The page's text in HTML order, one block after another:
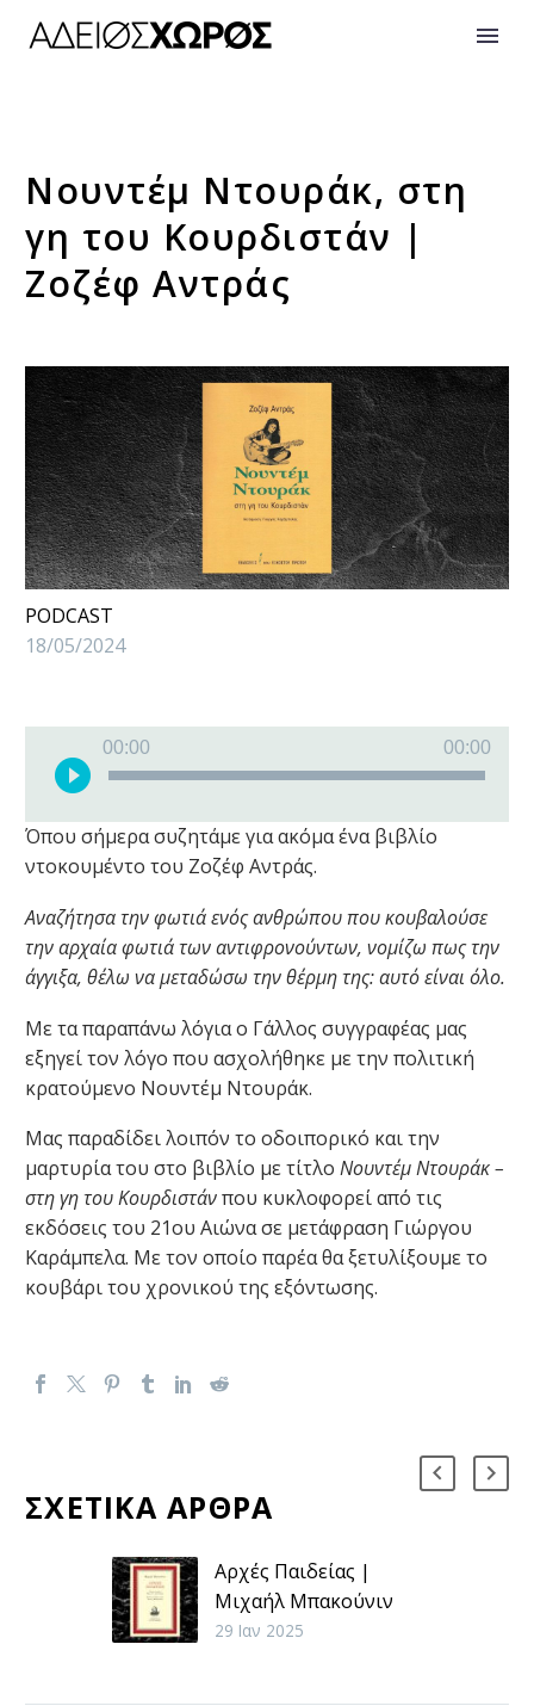
Νουντέμ Ντουράκ, στη
γη του Κουρδιστάν |
Ζοζέφ Αντράς
PODCAST
18/05/2024
Πρόγραμμα
Αναπαραγωγής
Ήχου
00:00 00:00
Όπου σήμερα συζητάμε για ακόμα ένα βιβλίο
ντοκουμέντο του Ζοζέφ Αντράς.
Αναζήτησα την φωτιά ενός ανθρώπου που κουβαλούσε
την αρχαία φωτιά των αντιφρονούντων, νομίζω πως την
άγγιξα, θέλω να μεταδώσω την θέρμη της: αυτό είναι όλο.
Με τα παραπάνω λόγια ο Γάλλος συγγραφέας μας
εξηγεί τον λόγο που ασχολήθηκε με την πολιτική
κρατούμενο Νουντέμ Ντουράκ.
Μας παραδίδει λοιπόν το οδοιπορικό και την
μαρτυρία του στο βιβλίο με τίτλο Νουντέμ Ντουράκ –
στη γη του Κουρδιστάνπου κυκλοφορεί από τις
εκδόσεις του 21ου Αιώνα σε μετάφραση Γιώργου
Καράμπελα. Με τον οποίο παρέα θα ξετυλίξουμε το
κουβάρι του χρονικού της εξόντωσης.
ΣΧΕΤΙΚΑ ΑΡΘΡΑ
Αρχές Παιδείας |
Μιχαήλ Μπακούνιν
Με τον μεταφραστή
29 Ιαν 2025